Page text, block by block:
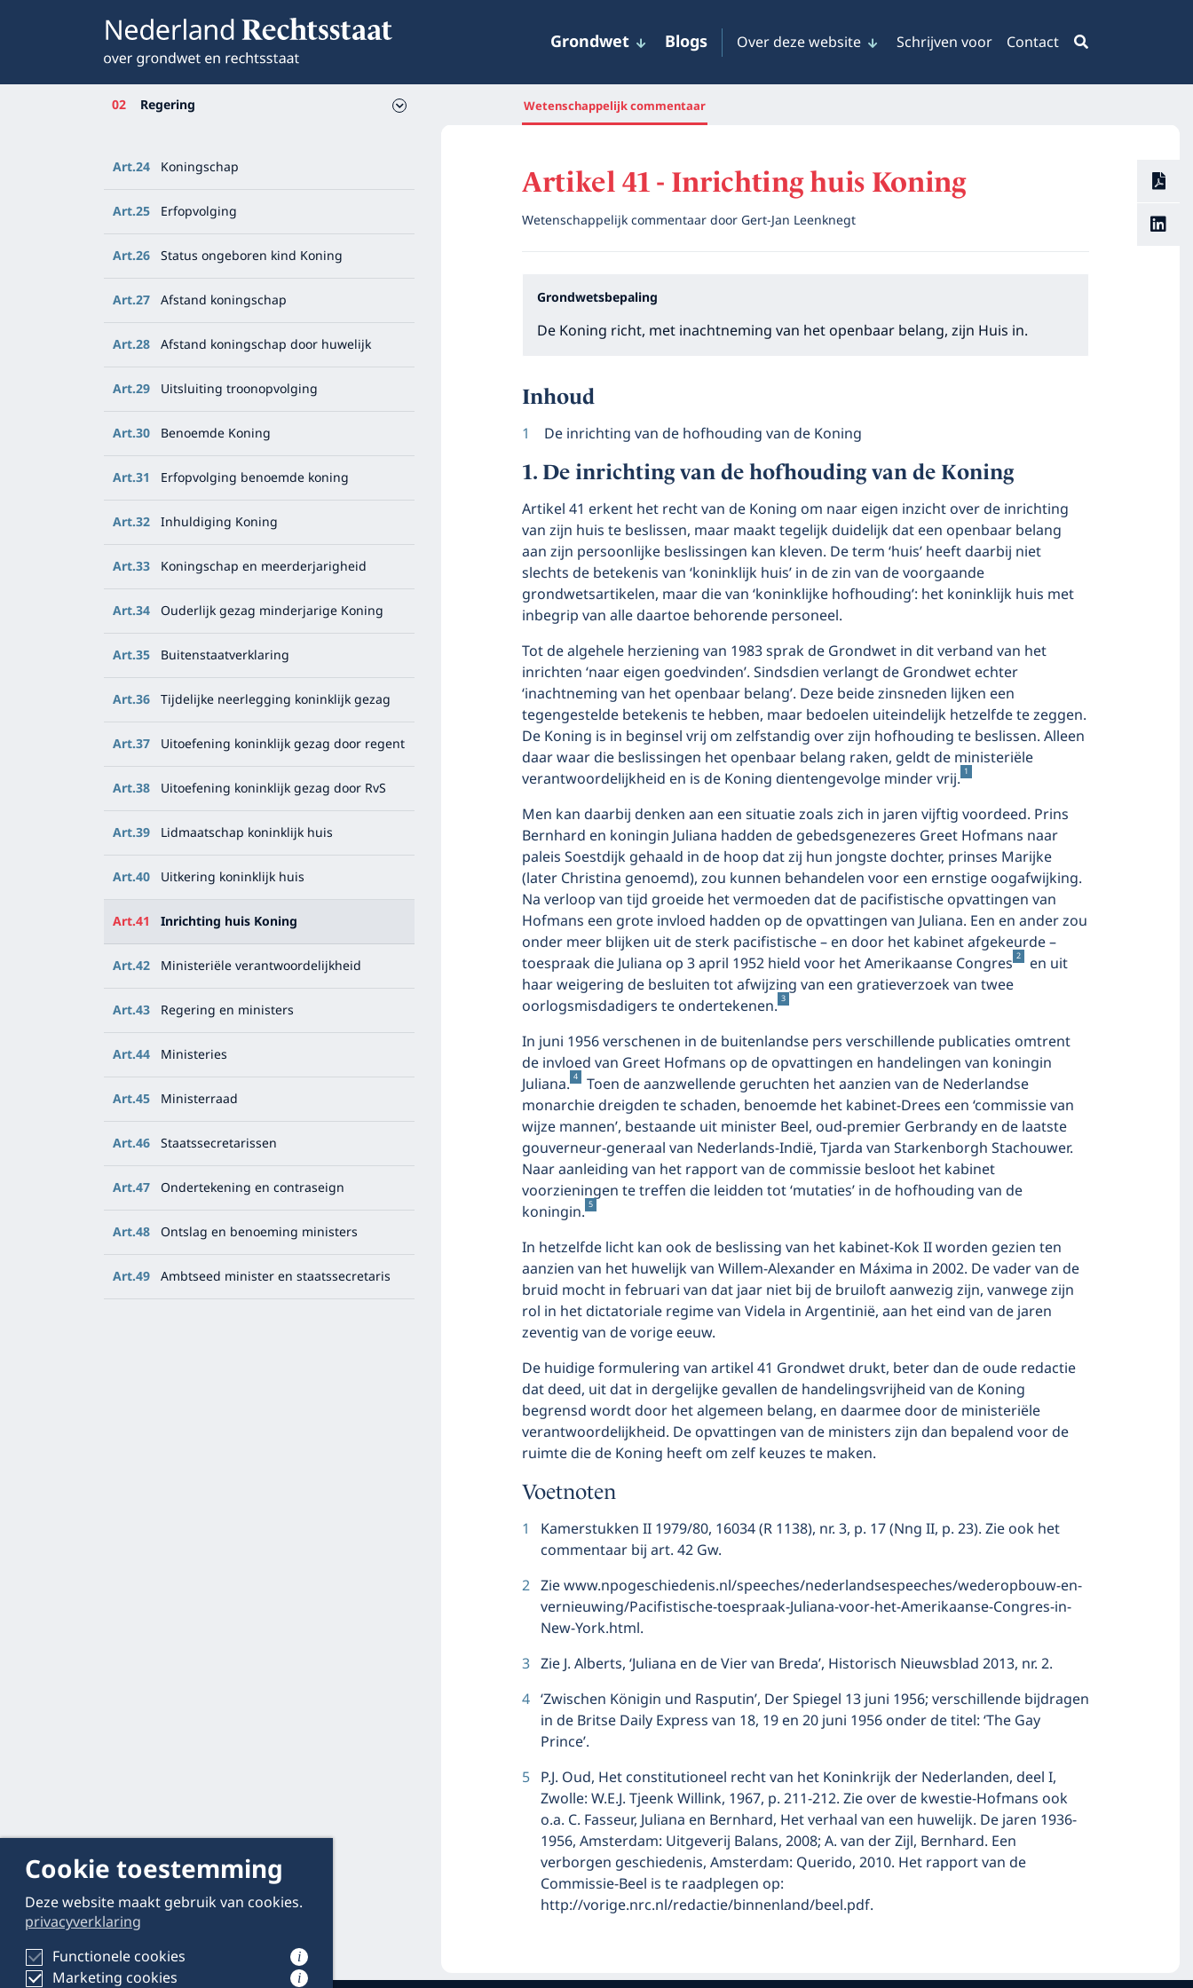
Grondwet Blogs Over deze website Schrijven voor Contact
02 Regering
Art.24 Koningschap
Art.25 Erfopvolging
Art.26 Status ongeboren kind Koning
Art.27 Afstand koningschap
Art.28 Afstand koningschap door huwelijk
Art.29 Uitsluiting troonopvolging
Art.30 Benoemde Koning
Art.31 Erfopvolging benoemde koning
Art.32 Inhuldiging Koning
Art.33 Koningschap en meerderjarigheid
Art.34 Ouderlijk gezag minderjarige Koning
Art.35 Buitenstaatverklaring
Art.36 Tijdelijke neerlegging koninklijk gezag
Art.37 Uitoefening koninklijk gezag door regent
Art.38 Uitoefening koninklijk gezag door RvS
Art.39 Lidmaatschap koninklijk huis
Art.40 Uitkering koninklijk huis
Art.41 Inrichting huis Koning
Art.42 Ministeriële verantwoordelijkheid
Art.43 Regering en ministers
Art.44 Ministeries
Art.45 Ministerraad
Art.46 Staatssecretarissen
Art.47 Ondertekening en contraseign
Art.48 Ontslag en benoeming ministers
Art.49 Ambtseed minister en staatssecretaris
Wetenschappelijk commentaar
Artikel 41 - Inrichting huis Koning
Wetenschappelijk commentaar door Gert-Jan Leenknegt
Grondwetsbepaling
De Koning richt, met inachtneming van het openbaar belang, zijn Huis in.
Inhoud
De inrichting van de hofhouding van de Koning
De inrichting van de hofhouding van de Koning
Artikel 41 erkent het recht van de Koning om naar eigen inzicht over de inrichting
van zijn huis te beslissen, maar maakt tegelijk duidelijk dat een openbaar belang
aan zijn persoonlijke beslissingen kan kleven. De term ‘huis’ heeft daarbij niet
slechts de betekenis van ‘koninklijk huis’ in de zin van de voorgaande
grondwetsartikelen, maar die van ‘koninklijke hofhouding’: het koninklijk huis met
inbegrip van alle daartoe behorende personeel.
Tot de algehele herziening van 1983 sprak de Grondwet in dit verband van het
inrichten ‘naar eigen goedvinden’. Sindsdien verlangt de Grondwet echter
‘inachtneming van het openbaar belang’. Deze beide zinsneden lijken een
tegengestelde betekenis te hebben, maar bedoelen uiteindelijk hetzelfde te zeggen.
De Koning is in beginsel vrij om zelfstandig over zijn hofhouding te beslissen. Alleen
daar waar die beslissingen het openbaar belang raken, geldt de ministeriële
verantwoordelijkheid en is de Koning dientengevolge minder vrij. 1
Men kan daarbij denken aan een situatie zoals zich in jaren vijftig voordeed. Prins
Bernhard en koningin Juliana hadden de gebedsgenezeres Greet Hofmans naar
paleis Soestdijk gehaald in de hoop dat zij hun jongste dochter, prinses Marijke
(later Christina genoemd), zou kunnen behandelen voor een ernstige oogafwijking.
Na verloop van tijd groeide het vermoeden dat de pacifistische opvattingen van
Hofmans een grote invloed hadden op de opvattingen van Juliana. Een en ander zou
onder meer blijken uit de sterk pacifistische – en door het kabinet afgekeurde –
toespraak die Juliana op 3 april 1952 hield voor het Amerikaanse Congres 2
en uit
haar weigering de besluiten tot afwijzing van een gratieverzoek van twee
oorlogsmisdadigers te ondertekenen. 3
In juni 1956 verschenen in de buitenlandse pers verschillende publicaties omtrent
de invloed van Greet Hofmans op de opvattingen en handelingen van koningin
Juliana. 4
Toen de aanzwellende geruchten het aanzien van de Nederlandse
monarchie dreigden te schaden, benoemde het kabinet-Drees een ‘commissie van
wijze mannen’, bestaande uit minister Beel, oud-premier Gerbrandy en de laatste
gouverneur-generaal van Nederlands-Indië, Tjarda van Starkenborgh Stachouwer.
Naar aanleiding van het rapport van de commissie besloot het kabinet
voorzieningen te treffen die leidden tot ‘mutaties’ in de hofhouding van de
koningin. 5
In hetzelfde licht kan ook de beslissing van het kabinet-Kok II worden gezien ten
aanzien van het huwelijk van Willem-Alexander en Máxima in 2002. De vader van de
bruid mocht in februari van dat jaar niet bij de bruiloft aanwezig zijn, vanwege zijn
rol in het dictatoriale regime van Videla in Argentinië, aan het eind van de jaren
zeventig van de vorige eeuw.
De huidige formulering van artikel 41 Grondwet drukt, beter dan de oude redactie
dat deed, uit dat in dergelijke gevallen de handelingsvrijheid van de Koning
begrensd wordt door het algemeen belang, en daarmee door de ministeriële
verantwoordelijkheid. De opvattingen van de ministers zijn dan bepalend voor de
ruimte die de Koning heeft om zelf keuzes te maken.
Voetnoten
1
Kamerstukken II 1979/80, 16034 (R 1138), nr. 3, p. 17 (Nng II, p. 23). Zie ook het
commentaar bij art. 42 Gw.
2 Zie www.npogeschiedenis.nl/speeches/nederlandsespeeches/wederopbouw-en-
vernieuwing/Pacifistische-toespraak-Juliana-voor-het-Amerikaanse-Congres-in-
New-York.html.
3 Zie J. Alberts, ‘Juliana en de Vier van Breda’, Historisch Nieuwsblad 2013, nr. 2.
4 ‘Zwischen Königin und Rasputin’, Der Spiegel 13 juni 1956; verschillende bijdragen
in de Britse Daily Express van 18, 19 en 20 juni 1956 onder de titel: ‘The Gay
Prince’.
5 P.J. Oud, Het constitutioneel recht van het Koninkrijk der Nederlanden, deel I,
Zwolle: W.E.J. Tjeenk Willink, 1967, p. 211-212. Zie over de kwestie-Hofmans ook
o.a. C. Fasseur, Juliana en Bernhard, Het verhaal van een huwelijk. De jaren 1936-
1956, Amsterdam: Uitgeverij Balans, 2008; A. van der Zijl, Bernhard. Een
verborgen geschiedenis, Amsterdam: Querido, 2010. Het rapport van de
Commissie-Beel is te raadplegen op:
http://vorige.nrc.nl/redactie/binnenland/beel.pdf.
Cookie toestemming
Deze website maakt gebruik van cookies.
privacyverklaring
Functionele cookies
i
Marketing cookies i